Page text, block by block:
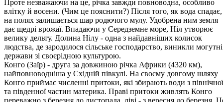
Проте незважаючи на це, річка завжди повноводна, особливо
влітку й восени. (Чим це пояснити?) Після того, як вода спадає,
на полях залишається шар родючого мулу. Удобрена ним земля
дає щедрі врожаї. Впадаючи у Середземне море, Ніл утворює
велику дельту. Долина Нілу - одна з найдавніших колисок
людства, де зародилося сільське господарство, виникли могутні
держави зі своєрідною культурою.
Конго (Заїр) - друга за довжиною річка Африки (4320 км),
найповноводніша у Східній півкулі. На своєму довгому шляху
Конго приймає численні притоки, які збирають води з північної
та південної час­тин материка. Праві притоки живлять Конго
переважно з березня до листопада, ліві - з вересня до березня.